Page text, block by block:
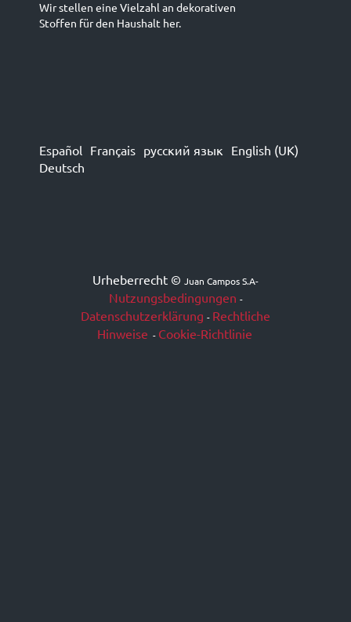
Wir stellen eine Vielzahl an dekorativen
Stoffen für den Haushalt her.
Español Français русский язык English (UK)
Deutsch
Urheberrecht © Juan Campos S.A-
Nutzungsbedingungen -
Datenschutzerklärung - Rechtliche
Hinweise - Cookie-Richtlinie